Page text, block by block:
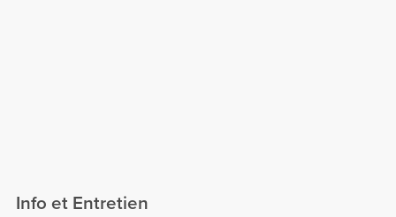
Info et Entretien